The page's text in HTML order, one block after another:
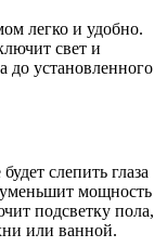
легко и удобно.
свет и
до установленного
слепить глаза
уменьшит мощность
подсветку пола,
или ванной.